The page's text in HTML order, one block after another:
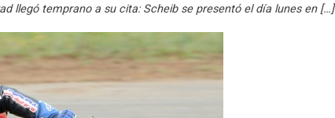
llegó temprano a su cita: Scheib se presentó el día lunes en […]